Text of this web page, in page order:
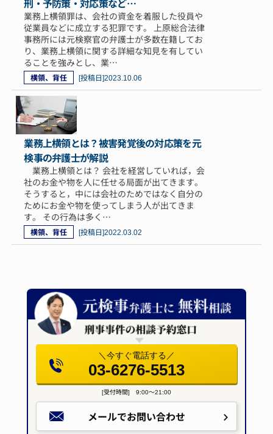
刑・予防策・対応策など…
業務上横領罪は、会社の資金を着服した役員や
従業員などに成立する犯罪です。 上原総合法律
事務所には元検察官の弁護士が多数在籍してお
り、業務上横領に関する詳細な知見を有してい
ることを強みとし、業…
横領、背任 [投稿日]2023.10.06
業務上横領とは？被害発覚後の対応策を元
検事の弁護士が解説
業務上横領とは？ 会社を経営していれば，会
社のお金や物を人に任せる局面が出てきます。
そうすると，中には会社のためではなく自分の
ためにお金や物を使ってしまう人が出てきま
す。 その行為は多く…
横領、背任 [投稿日]2022.03.02
＼今すぐ電話する／
03-6276-5513
[受付時間] 9:00～21:00
メールでお問い合わせ